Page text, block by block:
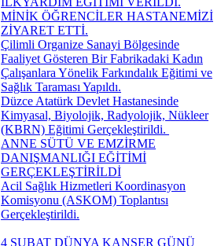
MİNİK ÖĞRENCİLER HASTANEMİZİ
ZİYARET ETTİ.
Çilimli Organize Sanayi Bölgesinde
Faaliyet Gösteren Bir Fabrikadaki Kadın
Çalışanlara Yönelik Farkındalık Eğitimi ve
Sağlık Taraması Yapıldı.
Düzce Atatürk Devlet Hastanesinde
Kimyasal, Biyolojik, Radyolojik, Nükleer
(KBRN) Eğitimi Gerçekleştirildi. ​
ANNE SÜTÜ VE EMZİRME
DANIŞMANLIĞI EĞİTİMİ
GERÇEKLEŞTİRİLDİ
Acil Sağlık Hizmetleri Koordinasyon
Komisyonu (ASKOM) Toplantısı
Gerçekleştirildi.
4 ŞUBAT DÜNYA KANSER GÜNÜ